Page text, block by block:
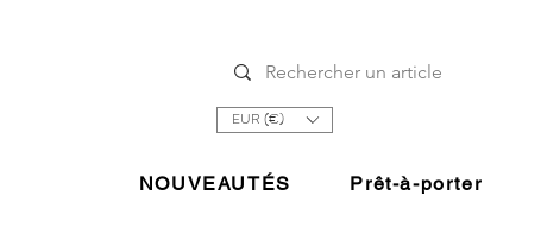
EUR (€)
NOUVEAUTÉS Prêt-à-porter